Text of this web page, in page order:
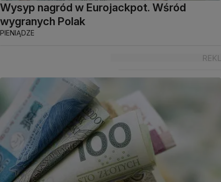
Wysyp nagród w Eurojackpot. Wśród
wygranych Polak
PIENIĄDZE